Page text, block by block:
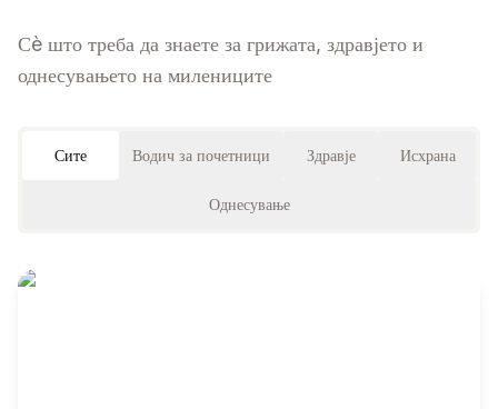
Сè што треба да знаете за грижата, здравјето и
однесувањето на милениците
Сите Водич за почетници Здравје Исхрана
Однесување